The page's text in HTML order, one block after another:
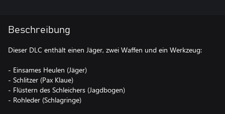
Beschreibung
Dieser DLC enthält einen Jäger, zwei Waffen und ein Werkzeug:
- Einsames Heulen (Jäger)
- Schlitzer (Pax Klaue)
- Flüstern des Schleichers (Jagdbogen)
- Rohleder (Schlagringe)